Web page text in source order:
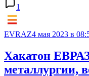
1
EVRAZ4 мая 2023 в
Хакатон
металлургии,